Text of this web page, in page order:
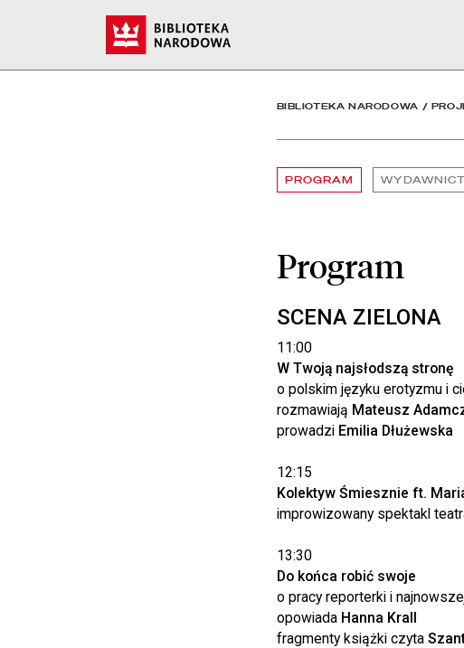
Program - Biblioteka
BIBLIOTEKA NARODOWA /
PROGRAM
Program
SCENA ZIELONA
11:00
W Twoją najsłodszą stronę
o polskim języku erotyzmu i
rozmawiają Mateusz
prowadzi Emilia Dłużewska
12:15
Kolektyw Śmiesznie ft.
improwizowany spektakl
13:30
Do końca robić swoje
o pracy reporterki i
opowiada Hanna Krall
fragmenty książki czyta